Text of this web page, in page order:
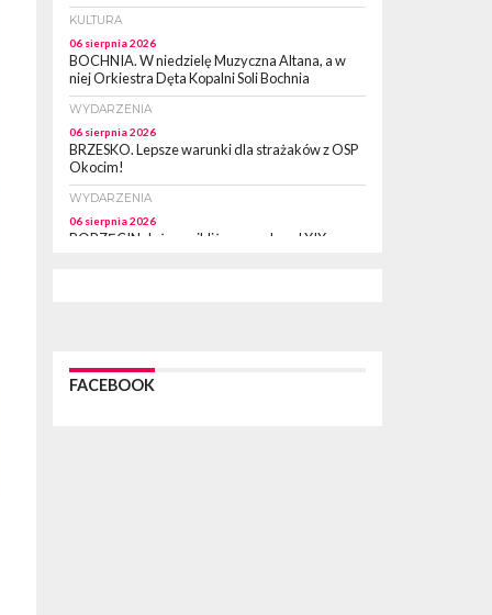
KULTURA
06 sierpnia 2026
BOCHNIA. W niedzielę Muzyczna Altana, a w
niej Orkiestra Dęta Kopalni Soli Bochnia
WYDARZENIA
06 sierpnia 2026
BRZESKO. Lepsze warunki dla strażaków z OSP
Okocim!
WYDARZENIA
06 sierpnia 2026
BORZĘCIN. Już w najbliższy weekend XIX
WYDARZENIA
FACEBOOK